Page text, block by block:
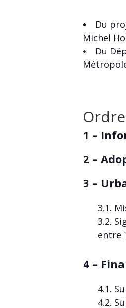
Du
Michel
Du
1 –
2 –
3 –
3.1.
3.2.
entre
4 –
4.1.
4.2.